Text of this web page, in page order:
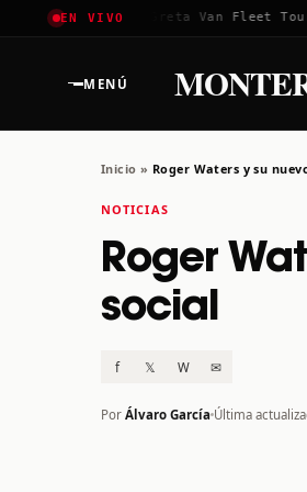
EN VIVO
Coachella 2026✱ Greta Van Fleet Tour✱
MENÚ
Inicio » Roger Waters y su
NOTICIAS
Roger
social
f 𝕏 W ✉
Por Álvaro García Última